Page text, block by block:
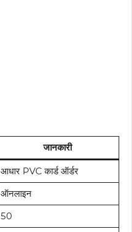
जानकारी
आधार PVC कार्ड ऑर्डर
ऑनलाइन
₹50